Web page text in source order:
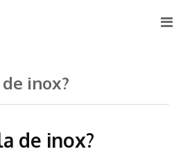
inox?
de inox?